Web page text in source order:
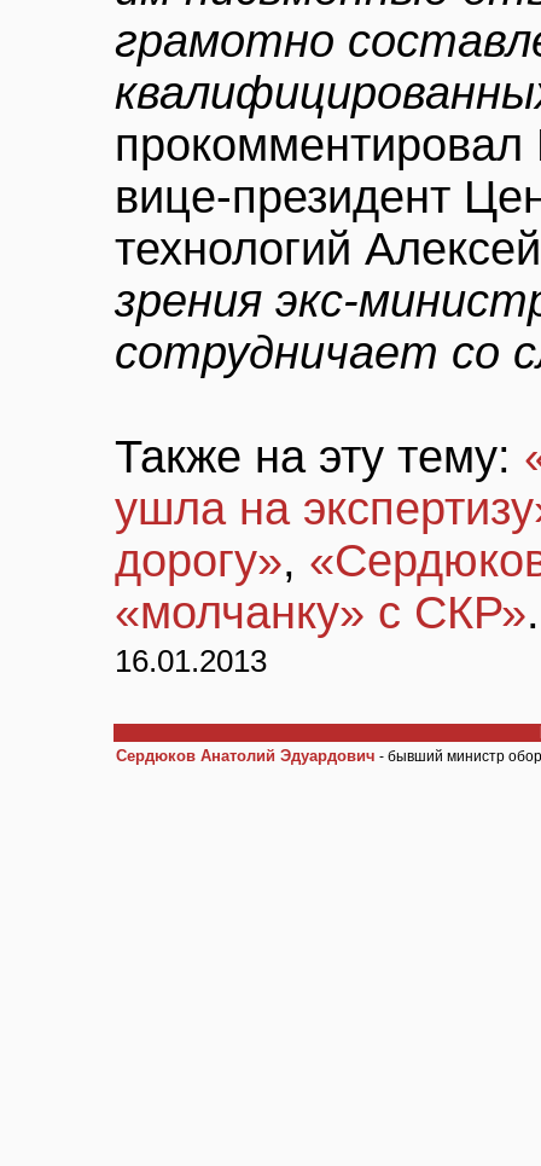
грамотно
вице-президент
технологий
зрения экс-
сотрудничает со
Также на эту тему:
ушла на
дорогу»,
«молчанку» с СКР».
16.01.2013
Сердюков Анатолий Эдуардович - бывший министр